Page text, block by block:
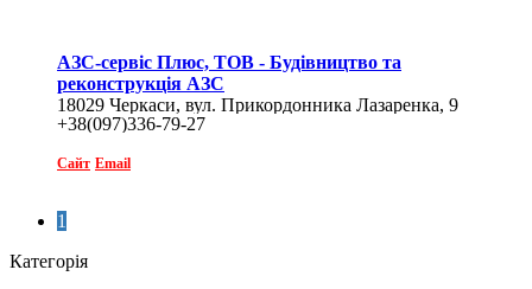
АЗС-сервіс Плюс, ТОВ - Будівництво та
реконструкція АЗС
18029 Черкаси, вул. Прикордонника Лазаренка, 9
+38(097)336-79-27
Сайт Email
1
Категорія